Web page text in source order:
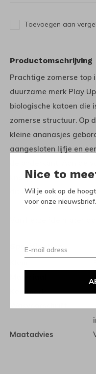
Nice to
Wil je ook op de
voor onze nieuwsbrief.
Toevoegen aan
Productomschrijving
Prachtige zomerse top
duurzame merk Play
biologische katoen die
zomerse structuur. Op
kleine ananasjes
aangesloten lijfje en
de onderkant. Aan de
knoopjes. Leuk te
dit mooie merk.
Specificaties
Keurmerk
Maatadvies